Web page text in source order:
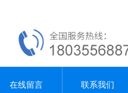
在线留言 联系我们